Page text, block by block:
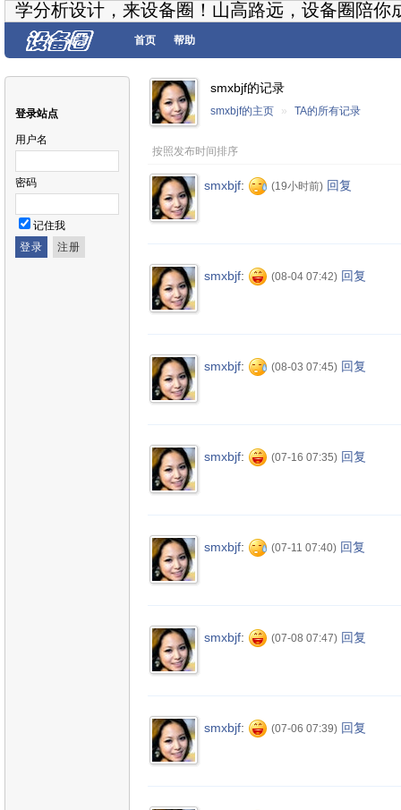
学分析设计，来设备圈！山高路远，设备圈陪你
首页 帮助
登录站点
用户名
密码
记住我
smxbjf的记录
smxbjf的主页 » TA的所有记录
按照发布时间排序
smxbjf: (19小时前) 回复
smxbjf: (08-04 07:42) 回复
smxbjf: (08-03 07:45) 回复
smxbjf: (07-16 07:35) 回复
smxbjf: (07-11 07:40) 回复
smxbjf: (07-08 07:47) 回复
smxbjf: (07-06 07:39) 回复